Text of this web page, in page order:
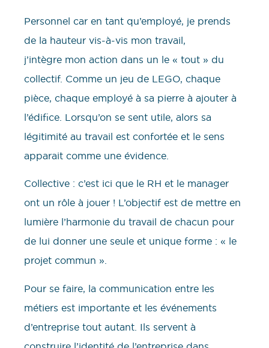
Personnel car en tant qu’employé, je prends
de la hauteur vis-à-vis mon travail,
j’intègre mon action dans un le « tout » du
collectif. Comme un jeu de LEGO, chaque
pièce, chaque employé à sa pierre à ajouter à
l’édifice. Lorsqu’on se sent utile, alors sa
légitimité au travail est confortée et le sens
apparait comme une évidence.
Collective : c’est ici que le RH et le manager
ont un rôle à jouer ! L’objectif est de mettre en
lumière l’harmonie du travail de chacun pour
de lui donner une seule et unique forme : « le
projet commun ».
Pour se faire, la communication entre les
métiers est importante et les événements
d’entreprise tout autant. Ils servent à